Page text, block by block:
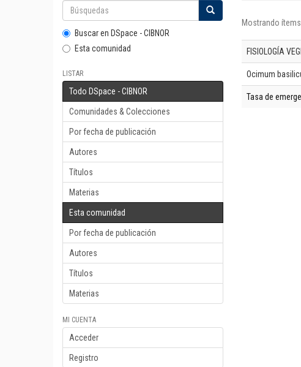
Buscar en DSpace - CIBNOR
Esta comunidad
LISTAR
Todo DSpace - CIBNOR
Comunidades & Colecciones
Por fecha de publicación
Autores
Títulos
Materias
Esta comunidad
Por fecha de publicación
Autores
Títulos
Materias
MI CUENTA
Acceder
Registro
Mostrando ítems
FISIOLOGÍA
Ocimum
Tasa de